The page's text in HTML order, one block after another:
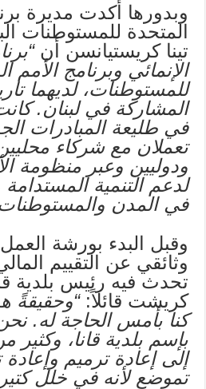
وبدورها أكدت مديرة
المتحدة للمستوطنات
تينا كريستيانسن أن
الإنمائي وبرنامج الأمم
للمستوطنات، لديهما
المشاركة في لبنان. كانت
في طليعة المبادرات
تعملان مع شركاء
ودوليين وعبر منظومة
لدعم التنمية المستدامة
في المدن
وقبل البدء بورشة
وثائقي عن التقييم
تحدث فيه رئيس بلدية
كريشت قائلاً:“وحقيقةً
كنا بأمس الحاجة له.
بإسم بلدية قانا، وكثير
إلى إعادة ترميم وإعادة
تموضع لأنه في خلل